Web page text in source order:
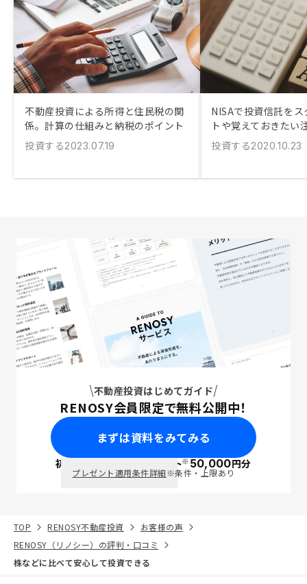
不動産投資による所得と住民税の関
係。計算の仕組みと納税のポイント
投資する2023.07.19
NISAで投資信託を
トや覚えておきたい
投資する2020.10.23
不動産投資はじめてガイド
RENOSY会員限定で無料公開中！
まずは資料をみてみる
初回面談で ポイント※50,000円分
プレゼント適用条件詳細※条件・上限あり
TOP RENOSY不動産投資
お客様の声
RENOSY（リノシー）の評判・口コミ
株などに比べて安心して投資できる